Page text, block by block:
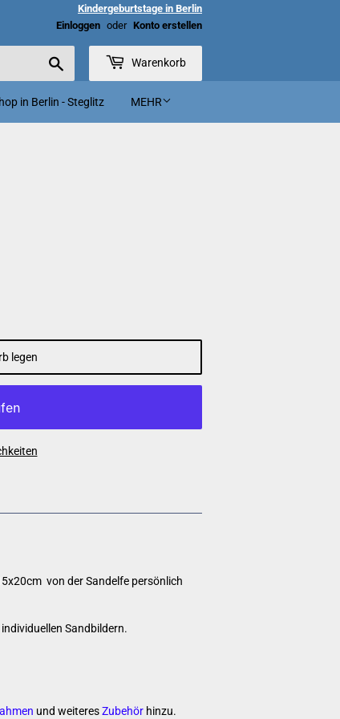
Kindergeburtstage in Berlin
Einloggen oder Konto erstellen
Warenkorb
in Berlin - Steglitz MEHR
legen
von der Sandelfe persönlich
Sandbildern.
und weiteresZubehör hinzu.